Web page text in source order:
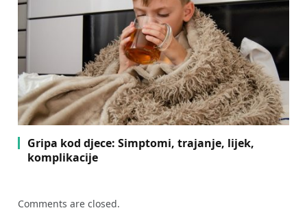
Gripa kod djece: Simptomi, trajanje, lijek,
komplikacije
Comments are closed.